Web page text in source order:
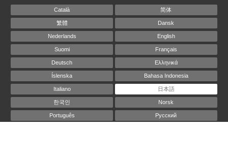
Català 简体
繁體 Dansk
Nederlands English
Suomi Français
Deutsch Ελληνικά
Íslenska Bahasa Indonesia
Italiano 日本語
한국인 Norsk
Português Русский